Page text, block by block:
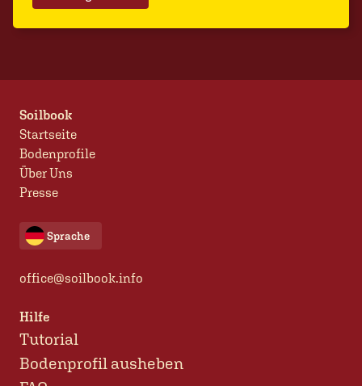
Soilbook
Startseite
Bodenprofile
Über Uns
Presse
Sprache
office@soilbook.info
Hilfe
Tutorial
Bodenprofil ausheben